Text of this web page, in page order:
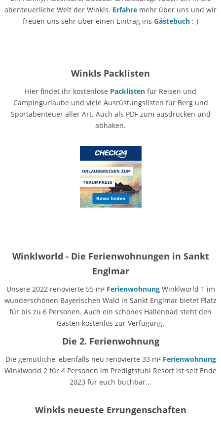
abenteuerliche Welt der Winkls. Erfahre mehr über uns und wir
freuen uns sehr über einen Eintrag ins Gästebuch :-)
Winkls Packlisten
Hier findet ihr kostenlose Packlisten für Reisen und
Campingurlaube und viele Ausrüstungslisten für Berg und
Sportabenteuer aller Art. Auch als PDF zum ausdrucken und
abhaken.
Winklworld - Die Ferienwohnungen in Sankt
Englmar
Unsere 2022 renovierte 55 m² FerienwohnungWinklworld 1 im
wunderschönen Bayerischen Wald in Sankt Englmar bietet Platz
für bis zu 6 Personen. Auch ein schönes Hallenbad steht den
Gästen kostenlos zur Verfügung.
Die 2. Ferienwohnung
Die gemütliche, ebenfalls neu renovierte 33 m² Ferienwohnung
Winklworld 2 für 4 Personen im Predigtstuhl Resort ist seit Ende
2023 für euch buchbar...
Winkls neueste Errungenschaften